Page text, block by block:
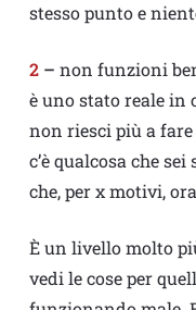
stesso punto e
2– non funzioni
è uno stato reale in
non riesci più a
c’è qualcosa che
che, per x motivi,
È un livello molto
vedi le cose per